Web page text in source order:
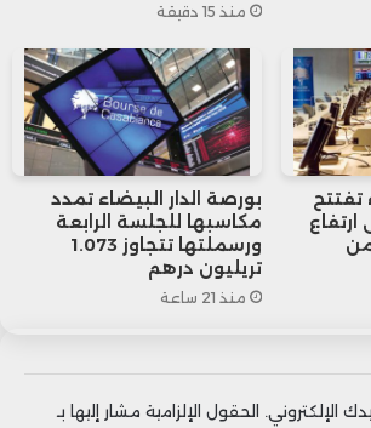
منذ 15 دقيقة
تفتتح
بورصة الدار البيضاء تمدد
مكاسبها للجلسة الرابعة
ورسملتها تتجاوز 1.073
تريليون درهم
منذ 21 ساعة
الإلكتروني. الحقول الإلزامية مشار إليها بـ